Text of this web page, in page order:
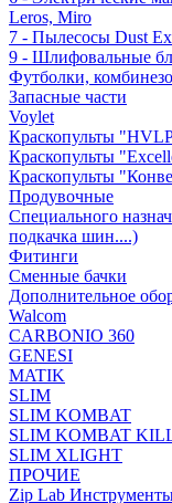
Leros, Miro
7 - Пылесосы Dust
9 - Шлифовальные
Футболки,
Запасные части
Voylet
Краскопульты
Краскопульты
Краскопульты
Продувочные
Специального
подкачка шин....)
Фитинги
Сменные бачки
Дополнительное
Walcom
CARBONIO 360
GENESI
MATIK
SLIM
SLIM KOMBAT
SLIM KOMBAT
SLIM XLIGHT
ПРОЧИЕ
Zip Lab